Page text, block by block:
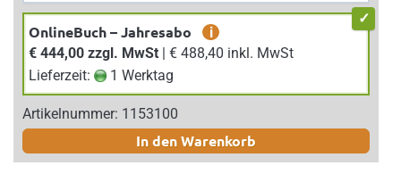
OnlineBuch – Jahresabo
i
€ 444,00 zzgl. MwSt
| € 488,40 inkl. MwSt
Lieferzeit:
1 Werktag
Artikelnummer: 1153100
In den Warenkorb